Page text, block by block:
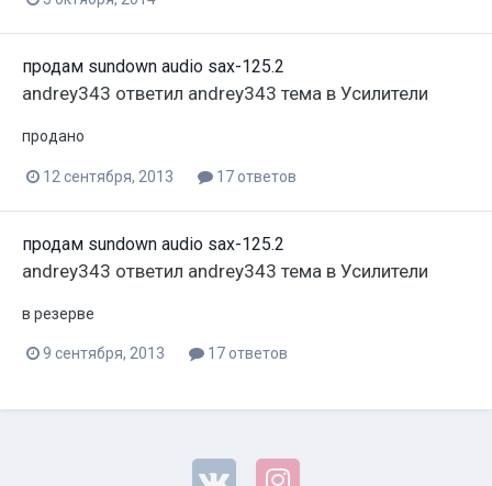
продам sundown audio sax-125.2
andrey343 ответил andrey343 тема в Усилители
продано
12 сентября, 2013 17 ответов
продам sundown audio sax-125.2
andrey343 ответил andrey343 тема в Усилители
в резерве
9 сентября, 2013 17 ответов